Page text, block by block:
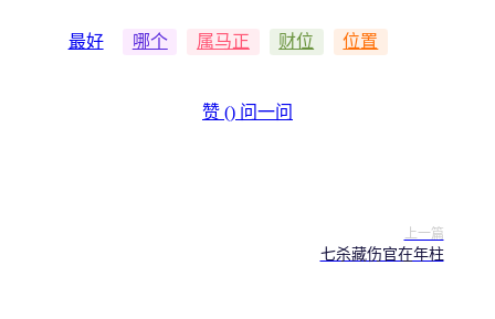
最好 哪个 属马正 财位 位置
赞 () 问一问
上一篇
七杀藏伤官在年柱